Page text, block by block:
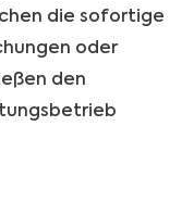
die sofortige
oder
den